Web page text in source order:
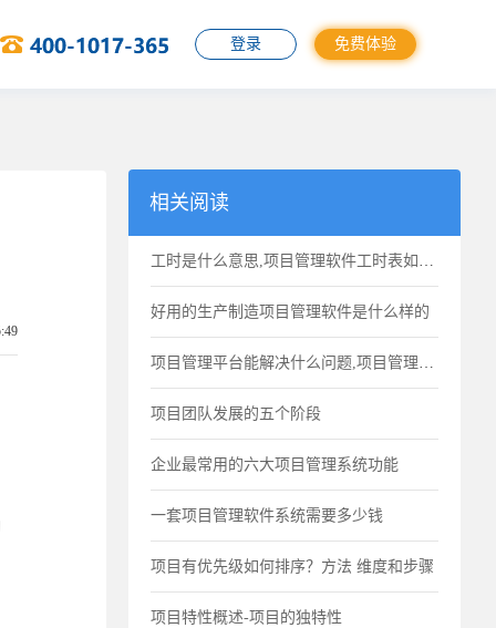
登录 免费体验
相关阅读
工时是什么意思,项目管理软件工时表如何计算工作时间
好用的生产制造项目管理软件是什么样的
项目管理平台能解决什么问题,项目管理平台的功能点
项目团队发展的五个阶段
企业最常用的六大项目管理系统功能
一套项目管理软件系统需要多少钱
项目有优先级如何排序？方法 维度和步骤
项目特性概述-项目的独特性